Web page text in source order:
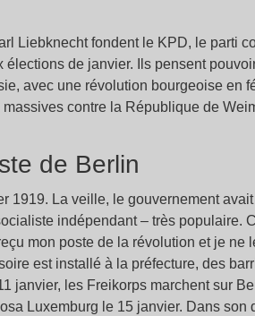
Liebknecht fondent le KPD, le parti
de janvier. Ils pensent
avec une révolution bourgeoise en
contre la République de
de Berlin
1919. La veille, le gouvernement
indépendant – très populaire.
mon poste de la révolution et je ne
est installé à la préfecture, des
janvier, les Freikorps marchent sur
Luxemburg le 15 janvier. Dans son